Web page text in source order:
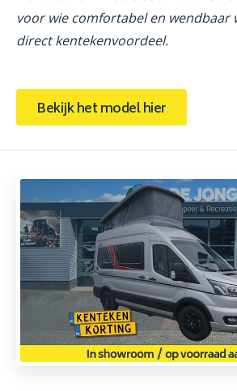
voor wie comfortabel en wendbaar
direct kentekenvoordeel.
Bekijk het model hier